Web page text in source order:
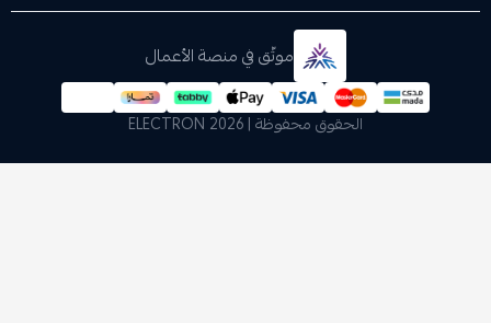
موثّق في منصة الأعمال
الحقوق محفوظة | 2026 ELECTRON